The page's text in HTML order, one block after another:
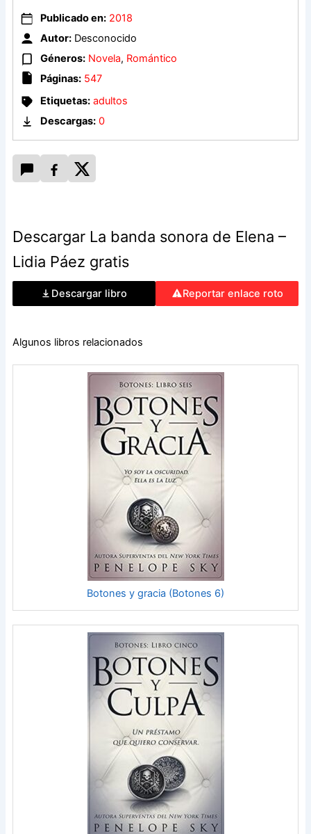
Publicado en: 2018
Autor: Desconocido
Géneros: Novela, Romántico
Páginas: 547
Etiquetas: adultos
Descargas: 0
Descargar La banda sonora de Elena –
Lidia Páez gratis
Descargar libro Reportar enlace roto
Algunos libros relacionados
Botones y gracia (Botones 6)